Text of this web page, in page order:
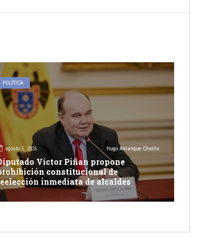
POLÍTICA
agosto 5, 2026 Hugo Amanque Chaiña
Victor Piñan propone
constitucional de
inmediata de alcaldes